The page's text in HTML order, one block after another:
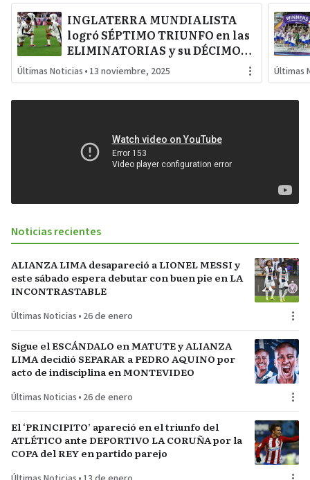
INGLATERRA MUNDIALISTA
logró SÉPTIMO TRIUNFO en las
ELIMINATORIAS y su DÉCIMO
PARTIDO sin que le conviertan
GOLES
Últimas Noticias • 13 noviembre, 2025 Últimas
Noticias recientes
ALIANZA LIMA desapareció a LIONEL MESSI y
este sábado espera debutar con buen pie en LA
INCONTRASTABLE
Últimas Noticias • 26 de enero
Sigue el ESCÁNDALO en MATUTE y ALIANZA
LIMA decidió SEPARAR a PEDRO AQUINO por
acto de indisciplina en MONTEVIDEO
Últimas Noticias • 26 de enero
El ‘PRINCIPITO’ apareció en el triunfo del
ATLÉTICO ante DEPORTIVO LA CORUÑA por la
COPA del REY en partido parejo